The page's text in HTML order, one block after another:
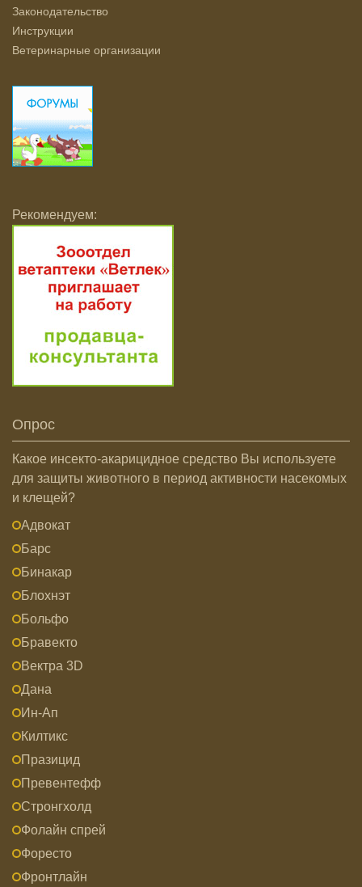
Законодательство
Инструкции
Ветеринарные организации
Рекомендуем:
Опрос
Какое инсекто-акарицидное средство Вы используете
для защиты животного в период активности насекомых
и клещей?
Адвокат
Барс
Бинакар
Блохнэт
Больфо
Бравекто
Вектра 3D
Дана
Ин-Ап
Килтикс
Празицид
Превентефф
Стронгхолд
Фолайн спрей
Форесто
Фронтлайн